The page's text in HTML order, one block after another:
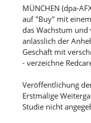
MÜNCHEN (dpa-
auf "Buy" mit
das Wachstum
anlässlich der
Geschäft mit
- verzeichne
Veröffentlichung
Erstmalige
Studie nicht